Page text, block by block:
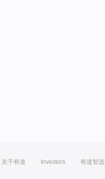
关于有道 Investors 有道智选